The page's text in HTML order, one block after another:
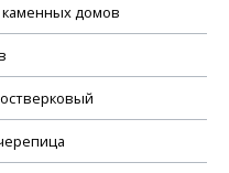
домов
в нашем
основного комплекта КР
материалов